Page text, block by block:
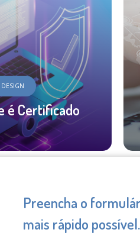
é Certificado
Preencha o
mais rápido possível.